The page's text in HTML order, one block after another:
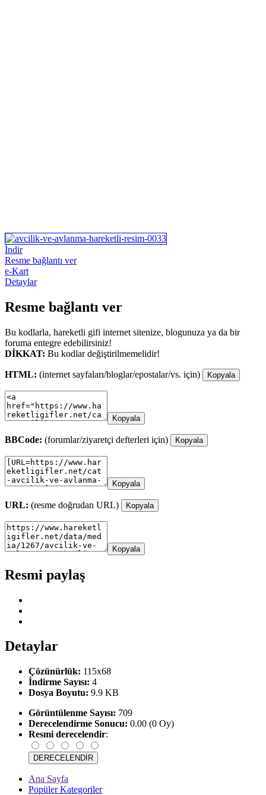
İndir
Resme bağlantı ver
e-Kart
Detaylar
Resme bağlantı ver
Bu kodlarla, hareketli gifi internet sitenize, blogunuza ya da bir
foruma entegre edebilirsiniz!
DİKKAT: Bu kodlar değiştirilmemelidir!
HTML: (internet sayfaları/bloglar/epostalar/vs. için) Kopyala
Kopyala
BBCode: (forumlar/ziyaretçi defterleri için) Kopyala
Kopyala
URL: (resme doğrudan URL) Kopyala
Kopyala
Resmi paylaş
Detaylar
Çözünürlük: 115x68
İndirme Sayısı: 4
Dosya Boyutu: 9.9 KB
Görüntülenme Sayısı: 709
Derecelendirme Sonucu: 0.00 (0 Oy)
Resmi derecelendir:
Ana Sayfa
Popüler Kategoriler